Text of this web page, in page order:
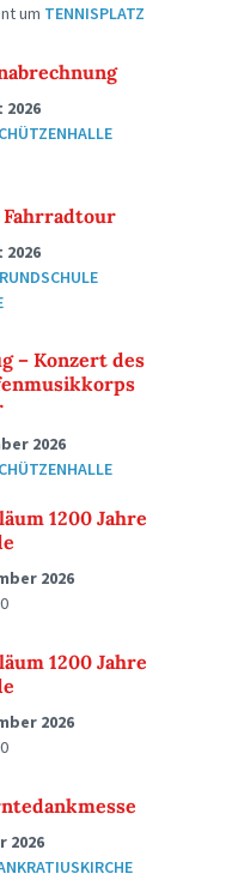
um TENNISPLATZ
2026
Fahrradtour
2026
– Konzert des
2026
1200 Jahre
2026
1200 Jahre
2026
2026